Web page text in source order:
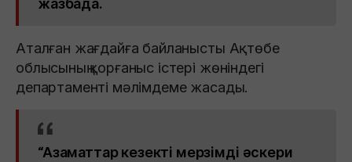
Аталған жағдайға байланысты Ақтөбе
облысының қорғаныс істері жөніндегі
департаменті мәлімдеме жасады.
“Азаматтар кезекті мерзімді әскери